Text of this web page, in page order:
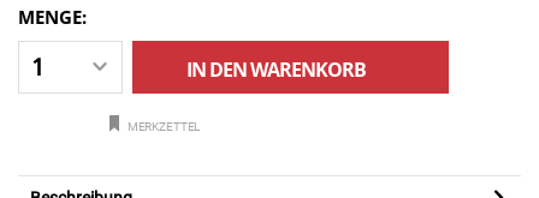
MENGE:
IN DENWARENKORB
MERKZETTEL